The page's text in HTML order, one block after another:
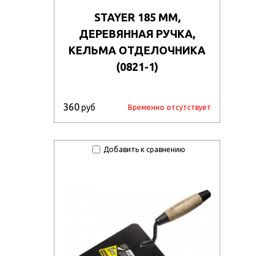
STAYER 185 ММ,
ДЕРЕВЯННАЯ РУЧКА,
КЕЛЬМА ОТДЕЛОЧНИКА
(0821-1)
360руб Временно отсутствует
Добавить к сравнению